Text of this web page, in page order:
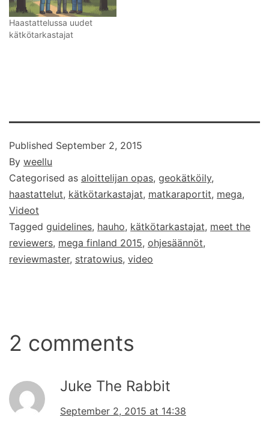
Haastattelussa uudet
kätkötarkastajat
Published September 2, 2015
By weellu
Categorised as aloittelijan opas, geokätköily,
haastattelut, kätkötarkastajat, matkaraportit, mega,
Videot
Tagged guidelines, hauho, kätkötarkastajat, meet the
reviewers, mega finland 2015, ohjesäännöt,
reviewmaster, stratowius, video
2 comments
Juke The Rabbit
September 2, 2015 at 14:38